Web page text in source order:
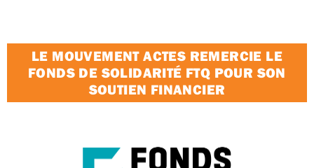
LE MOUVEMENT ACTES REMERCIE LE
FONDS DE SOLIDARITÉ FTQ POUR SON
SOUTIEN FINANCIER